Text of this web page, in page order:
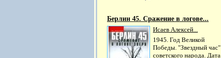
Берлин 45. Сражение в логове...
Исаев Алексей...
1945. Год Великой
Победы. "Звездный час"
советского народа. Дата